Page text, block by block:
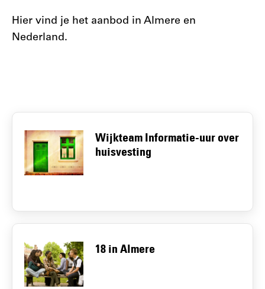
Hier vind je het aanbod in Almere en
Nederland.
Wijkteam Informatie-uur over
huisvesting
18 in Almere